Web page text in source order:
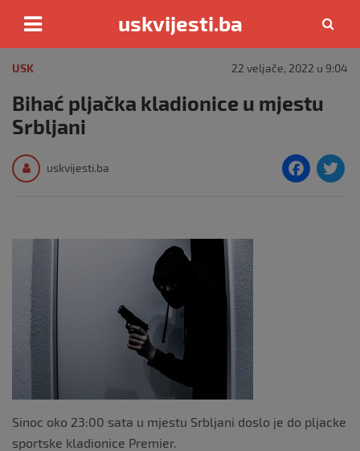
content
uskvijesti.ba
USK 22 veljače, 2022 u 9:04
Bihać pljačka kladionice u mjestu
Srbljani
uskvijesti.ba
F
Sinoc oko 23:00 sata u mjestu Srbljani doslo je do pljacke
sportske kladionice Premier.